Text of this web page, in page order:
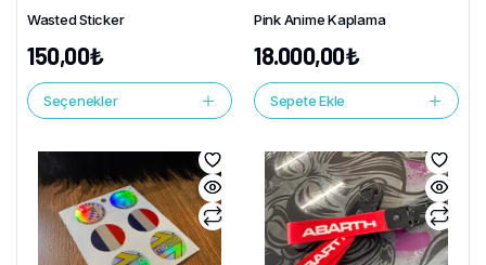
Wasted Sticker
150,00₺
Seçenekler
Pink Anime Kaplama
18.000,00₺
Sepete Ekle